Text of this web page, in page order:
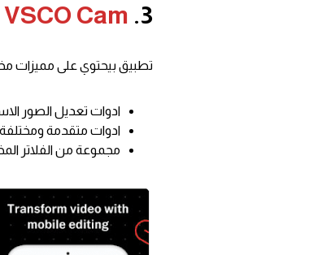
3.
VSCO Cam
تطبيق بيحتوي على مميزات
ادوات تعديل الصور
ادوات متقدمة
مجموعة من الفلاتر